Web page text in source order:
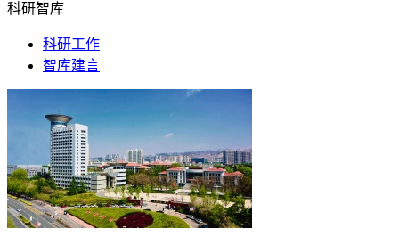
科研智库
科研工作
智库建言